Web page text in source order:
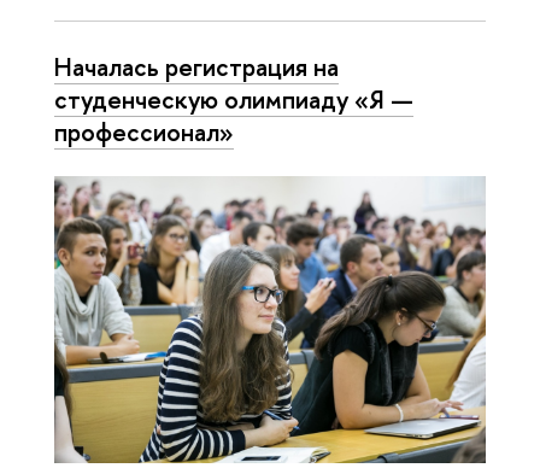
Началась регистрация на
студенческую олимпиаду «Я —
профессионал»